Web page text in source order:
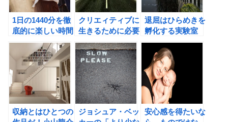
1日の1440分を徹
底的に楽しい時間
に変えてしまお
クリエィティブに
生きるために必要
なこと。
退屈はひらめきを
孵化する実験室
収納とはひとつの
ジョシュア・ベッ
安心感を得たいな